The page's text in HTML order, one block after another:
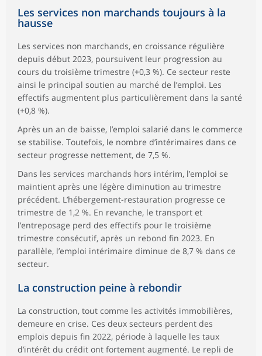
Les services non marchands toujours à la
hausse
Les services non marchands, en croissance régulière
depuis début 2023, poursuivent leur progression au
cours du troisième trimestre (+0,3 %). Ce secteur reste
ainsi le principal soutien au marché de l’emploi. Les
effectifs augmentent plus particulièrement dans la santé
(+0,8 %).
Après un an de baisse, l’emploi salarié dans le commerce
se stabilise. Toutefois, le nombre d’intérimaires dans ce
secteur progresse nettement, de 7,5 %.
Dans les services marchands hors intérim, l’emploi se
maintient après une légère diminution au trimestre
précédent. L’hébergement-restauration progresse ce
trimestre de 1,2 %. En revanche, le transport et
l’entreposage perd des effectifs pour le troisième
trimestre consécutif, après un rebond fin 2023. En
parallèle, l’emploi intérimaire diminue de 8,7 % dans ce
secteur.
La construction peine à rebondir
La construction, tout comme les activités immobilières,
demeure en crise. Ces deux secteurs perdent des
emplois depuis fin 2022, période à laquelle les taux
d’intérêt du crédit ont fortement augmenté. Le repli de